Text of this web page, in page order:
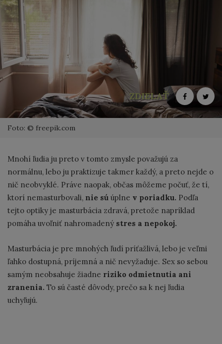
ZDIELAŤ
Foto: © freepik.com
Mnohí ľudia ju preto v tomto zmysle považujú za
normálnu, lebo ju praktizuje takmer každý, a preto nejde o
nič neobvyklé. Práve naopak, občas môžeme počuť, že tí,
ktorí nemasturbovali, nie sú úplne v poriadku. Podľa
tejto optiky je masturbácia zdravá, pretože napríklad
pomáha uvoľniť nahromadený stres a nepokoj.
Masturbácia je pre mnohých ľudí príťažlivá, lebo je veľmi
ľahko dostupná, príjemná a nič nevyžaduje. Sex so sebou
samým neobsahuje žiadne riziko odmietnutia ani
zranenia. To sú časté dôvody, prečo sa k nej ľudia
uchyľujú.